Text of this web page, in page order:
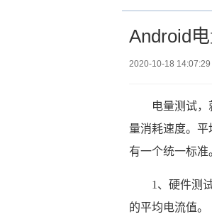
Android
2020-10-18 14:07:29
电量测试
量消耗速度。
有一个统一标准
1、硬件测
的平均电流值。